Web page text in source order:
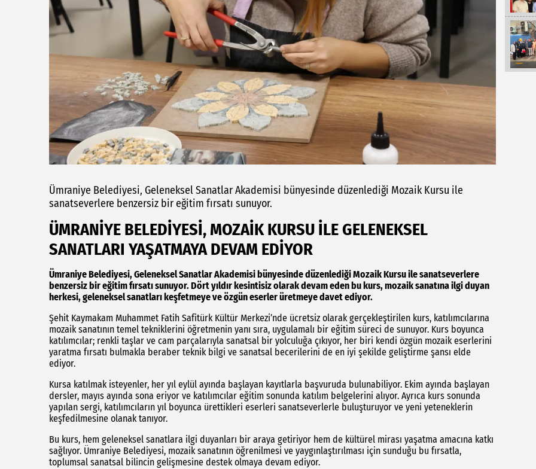
Ümraniye Belediyesi, Geleneksel Sanatlar Akademisi bünyesinde düzenlediği Mozaik Kursu ile
sanatseverlere benzersiz bir eğitim fırsatı sunuyor.
ÜMRANİYE BELEDİYESİ, MOZAİK KURSU İLE GELENEKSEL
SANATLARI YAŞATMAYA DEVAM EDİYOR
Ümraniye Belediyesi, Geleneksel Sanatlar Akademisi bünyesinde düzenlediği Mozaik Kursu ile sanatseverlere
benzersiz bir eğitim fırsatı sunuyor. Dört yıldır kesintisiz olarak devam eden bu kurs, mozaik sanatına ilgi duyan
herkesi, geleneksel sanatları keşfetmeye ve özgün eserler üretmeye davet ediyor.
Şehit Kaymakam Muhammet Fatih Safitürk Kültür Merkezi’nde ücretsiz olarak gerçekleştirilen kurs, katılımcılarına
mozaik sanatının temel tekniklerini öğretmenin yanı sıra, uygulamalı bir eğitim süreci de sunuyor. Kurs boyunca
katılımcılar; renkli taşlar ve cam parçalarıyla sanatsal bir yolculuğa çıkıyor, her biri kendi özgün mozaik eserlerini
yaratma fırsatı bulmakla beraber teknik bilgi ve sanatsal becerilerini de en iyi şekilde geliştirme şansı elde
ediyor.
Kursa katılmak isteyenler, her yıl eylül ayında başlayan kayıtlarla başvuruda bulunabiliyor. Ekim ayında başlayan
dersler, mayıs ayında sona eriyor ve katılımcılar eğitim sonunda katılım belgelerini alıyor. Ayrıca kurs sonunda
yapılan sergi, katılımcıların yıl boyunca ürettikleri eserleri sanatseverlerle buluşturuyor ve yeni yeteneklerin
keşfedilmesine olanak tanıyor.
Bu kurs, hem geleneksel sanatlara ilgi duyanları bir araya getiriyor hem de kültürel mirası yaşatma amacına katkı
sağlıyor. Ümraniye Belediyesi, mozaik sanatının öğrenilmesi ve yaygınlaştırılması için sunduğu bu fırsatla,
toplumsal sanatsal bilincin gelişmesine destek olmaya devam ediyor.